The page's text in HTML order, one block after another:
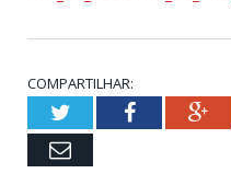
COMPARTILHAR:
TwitterFacebook
Email